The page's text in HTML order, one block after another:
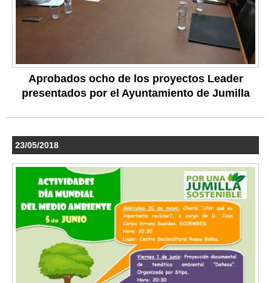
Aprobados ocho de los proyectos Leader
presentados por el Ayuntamiento de Jumilla
23/05/2018